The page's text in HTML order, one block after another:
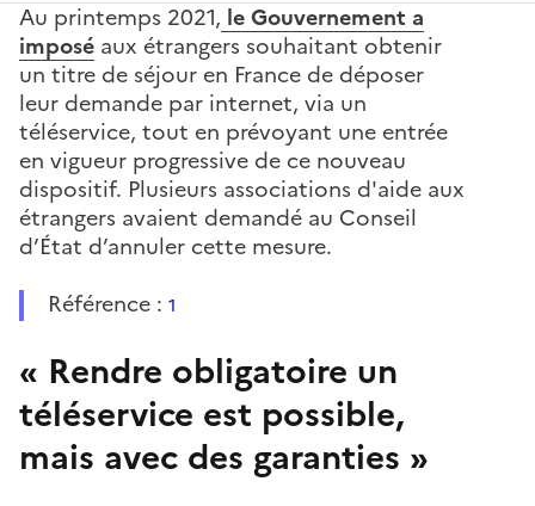
Au printemps 2021, le Gouvernement a
imposé aux étrangers souhaitant obtenir
un titre de séjour en France de déposer
leur demande par internet, via un
téléservice, tout en prévoyant une entrée
en vigueur progressive de ce nouveau
dispositif. Plusieurs associations d'aide aux
étrangers avaient demandé au Conseil
d’État d’annuler cette mesure.
Référence : 1
« Rendre obligatoire un
téléservice est possible,
mais avec des garanties »